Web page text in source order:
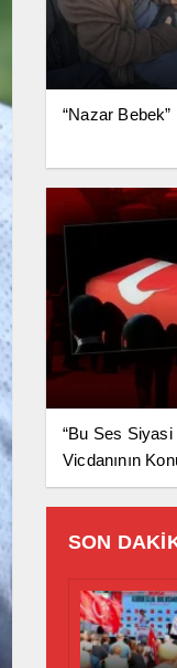
“Nazar
“Bu Ses Siyasi
Vicdanının
SON